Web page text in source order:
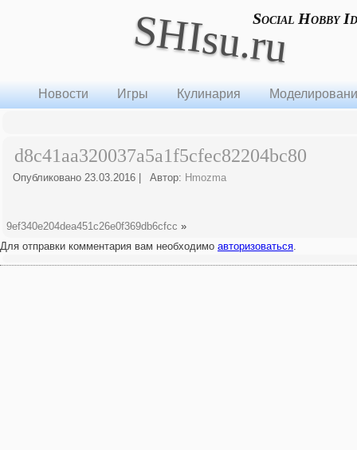
SHIsu.ruSocial Hobby
Новости Игры Кулинария
d8c41aa320037a5a1f5cfec82204bc80
Опубликовано 23.03.2016 Автор: Hmozma
9ef340e204dea451c26e0f369db6cfcc »
Для отправки комментария вам необходимо авторизоваться.